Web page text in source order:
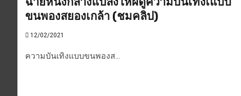
ขนพองสยองเกล้า (ชมคลิป)
12/02/2021
ความบันเทิงแบบขนพองส...